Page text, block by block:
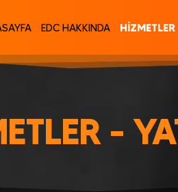
EDC HAKKINDA HİZMETLER
-